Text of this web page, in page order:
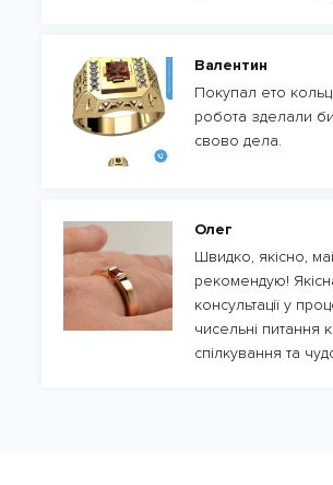
Валентин
Покупал ето
робота зделали
свово дела.
Олег
Швидко, якісно,
рекомендую!
консультації у
чисельні питання
спілкування та